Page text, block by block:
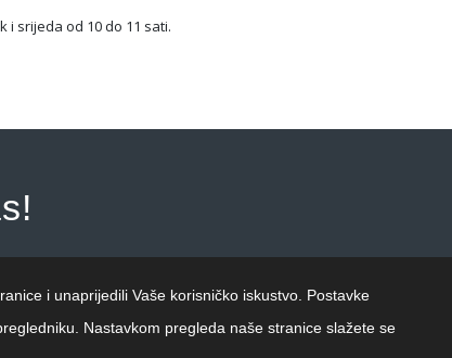
i srijeda od 10 do 11 sati.
i unaprijedili Vaše korisničko iskustvo. Postavke
Nastavkom pregleda naše stranice slažete se